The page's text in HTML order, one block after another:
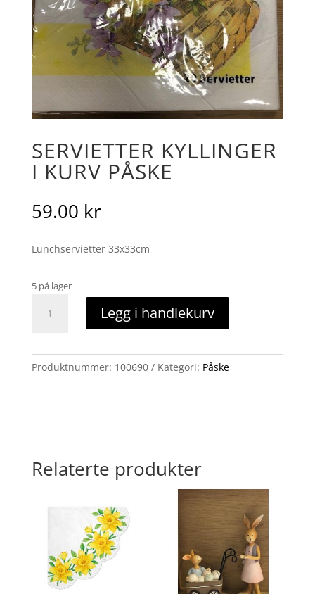
SERVIETTER KYLLINGER
I KURV PÅSKE
59.00 kr
Lunchservietter 33x33cm
5 på lager
kyllinger
påske
Legg i handlekurv
Produktnummer: 100690 Kategori: Påske
Relaterte produkter